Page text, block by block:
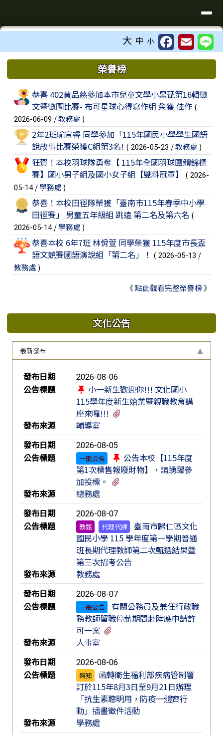
⏸
大 中 小
上中區域內容 榮譽榜
榮譽榜列表
恭喜 402黃品慈參加本市兒童文學小黑琵第16輯徵
文暨徵圖比賽- 布可星球心得寫作組 榮獲 佳作 (
2026-06-09 /教務處 )
2年2班喻宣睿 同學參加「115年國民小學學生國語
說故事比賽榮獲C組第3名! ( 2026-05-23 /教務處 )
狂賀！本校羽球隊勇奪【 115年全國羽球團體錦標
賽】國小男子組及國小女子組【雙料冠軍】
( 2026-
05-14 /學務處 )
恭喜！本校田徑隊榮獲「臺南市115年春季中小學
田徑賽」 男童五年級組 跳遠 第二名及第六名 (
2026-05-14 /學務處 )
恭喜本校 6年7班 林佾萱 同學榮獲 115年度市長盃
語文競賽國語演說組「第二名」！ ( 2026-05-13 /
教務處 )
《點此觀看完整榮譽榜》
文化公告
最新發布
新聞列表
發布日期 2026-08-06
公告標題
小一新生歡迎你!!! 文化國小
115學年度新生始業暨親職教育講
座來囉!!!
發布來源
輔導室
發布日期
2026-08-05
公告標題 一般公告
公告本校【115年度
第1次標售報廢財物】，請踴躍參
加投標。
發布來源
總務處
發布日期
2026-08-07
公告標題 教甄 代理代課
臺南市歸仁區文化
國民小學 115 學年度第一學期普通
班長期代理教師第二次甄選結果暨
第三次招考公告
發布來源
教務處
發布日期
2026-08-07
公告標題 一般公告
有關公務員及兼任行政職
務教師留職停薪期間赴陸應申請許
可一案
發布來源
人事室
發布日期
2026-08-06
公告標題 轉知
函轉衛生福利部疾病管制署
訂於115年8月3日至9月21日辦理
「抗生素聰明用，防疫一體齊行
動」插畫徵件活動
發布來源
學務處
頁尾區域